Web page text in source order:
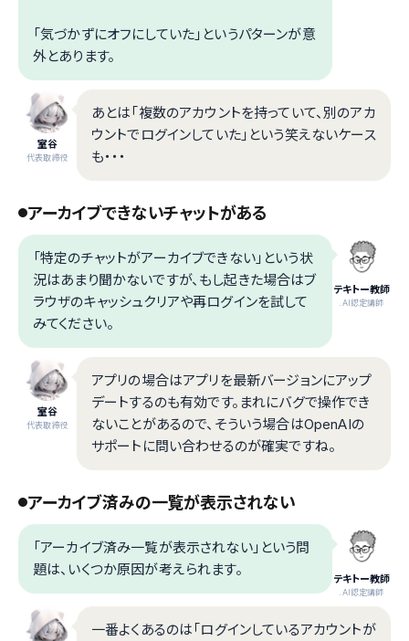
「気づかずにオフにしていた」というパターンが意
外とあります。
室谷
代表取締役
あとは「複数のアカウントを持っていて、別のアカ
ウントでログインしていた」という笑えないケース
も・・・
アーカイブできないチャットがある
テキトー教師
.AI認定講師
「特定のチャットがアーカイブできない」という状
況はあまり聞かないですが、もし起きた場合はブ
ラウザのキャッシュクリアや再ログインを試して
みてください。
室谷
代表取締役
アプリの場合はアプリを最新バージョンにアップ
デートするのも有効です。まれにバグで操作でき
ないことがあるので、そういう場合はOpenAIの
サポートに問い合わせるのが確実ですね。
アーカイブ済みの一覧が表示されない
テキトー教師
.AI認定講師
「アーカイブ済み一覧が表示されない」という問
題は、いくつか原因が考えられます。
一番よくあるのは「ログインしているアカウントが